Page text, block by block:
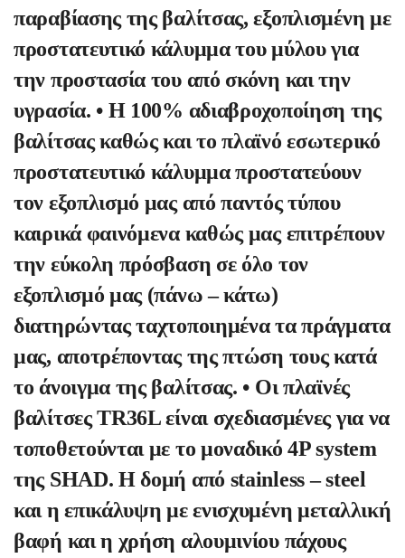
παραβίασης της βαλίτσας, εξοπλισμένη με
προστατευτικό κάλυμμα του μύλου για
την προστασία του από σκόνη και την
υγρασία. • Η 100% αδιαβροχοποίηση της
βαλίτσας καθώς και το πλαϊνό εσωτερικό
προστατευτικό κάλυμμα προστατεύουν
τον εξοπλισμό μας από παντός τύπου
καιρικά φαινόμενα καθώς μας επιτρέπουν
την εύκολη πρόσβαση σε όλο τον
εξοπλισμό μας (πάνω – κάτω)
διατηρώντας ταχτοποιημένα τα πράγματα
μας, αποτρέποντας της πτώση τους κατά
το άνοιγμα της βαλίτσας. • Οι πλαϊνές
βαλίτσες TR36L είναι σχεδιασμένες για να
τοποθετούνται με το μοναδικό 4P system
της SHAD. Η δομή από stainless – steel
και η επικάλυψη με ενισχυμένη μεταλλική
βαφή και η χρήση αλουμινίου πάχους